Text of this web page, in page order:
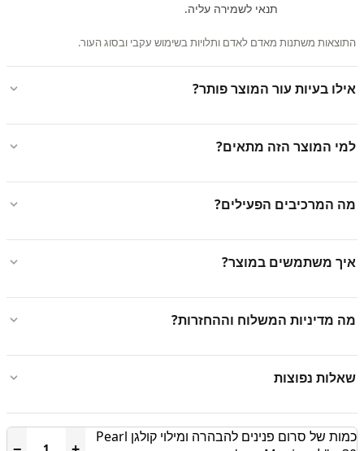
תנאי לשמירה עליה.
התוצאות משתנות מאדם לאדם ותלויות בשימוש עקבי ובסוג העור.
אילו בעיות עור המוצר פותר?
למי המוצר הזה מתאים?
מה המרכיבים הפעילים?
איך משתמשים במוצר?
מה מדיניות המשלוח וההחזרות?
שאלות נפוצות
כמות של סרום פנינים להבהרה ומילוי קולגן Pearl